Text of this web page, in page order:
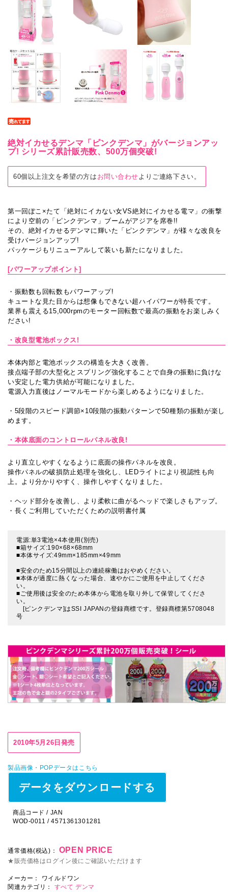
絶対イカせるデンマ「ピンクデンマ」がバージョンアッ
プ! シリーズ累計販売数、500万個突破!
60個以上注文を希望の方は お問い合わせ よりご連絡下さい。
第一回ぽこ×たて「絶対にイカない女VS絶対にイカせる電マ」の衝撃
により空前の「ピンクデンマ」ブームがアジアを席巻!!
その、絶対イカせるデンマに輝いた「ピンクデンマ」が様々な改良を
受けバージョンアップ!
パッケージもリニューアルして装いも新たになりました。
[パワーアップポイント]
・振動数も回転数もパワーアップ!
キュートな見た目からは想像もできない超ハイパワーが特長です。
業界も震える15,000rpmのモーター回転数で最高の振動をお楽しみく
ださい!
・改良型電池ボックス!
本体内部と電池ボックスの構造を大きく改善。
接点端子部の大型化とスプリング強化することで自身の振動に負けな
い安定した電力供給が可能になりました。
電源入力直後はノーマルモードから楽しめるようになりました。
・5段階のスピード調節×10段階の振動パターンで50種類の振動が楽し
めます。
・本体底面のコントロールパネル改良!
より直立しやすくなるように底面の操作パネルを改良。
操作パネルの破損防止処理を強化し、LEDライトにより視認性も向
上。より分かりやすく、操作しやすくなりました。
・ヘッド部分を改善し、より柔軟に曲がるヘッドで楽しさもアップ。
・長くご利用していただくための説明書付属
電源:単3電池×4本使用(別売)
■箱サイズ:190×68×68mm
■本体サイズ:49mm×185mm×49mm
■安全のため15分間以上の連続稼働はおやめください。
■本体が過度に熱くなった場合、速やかにご使用を中止してくださ
い。
■ご使用後は安全のため本体から電池を取り外して保管してくださ
い。
[ピンクデンマ]はSSI JAPANの登録商標です。登録商標第5708048
号
2010年5月26日発売
製品画像・POPデータはこちら
データをダウンロードする
商品コード / JAN
WOD-0011 / 4571361301281
通常価格(税込)： OPEN PRICE
★販売価格はログイン後にご確認いただけます
メーカー：
ワイルドワン
関連カテゴリ： すべて デンマ